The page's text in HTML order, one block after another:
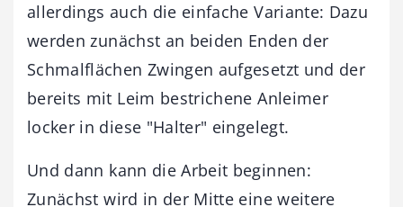
allerdings auch die einfache Variante: Dazu
werden zunächst an beiden Enden der
Schmalflächen Zwingen aufgesetzt und der
bereits mit Leim bestrichene Anleimer
locker in diese "Halter" eingelegt.
Und dann kann die Arbeit beginnen:
Zunächst wird in der Mitte eine weitere